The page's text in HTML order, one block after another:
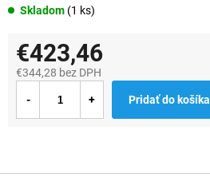
Skladom (1 ks)
€423,46
€344,28 bez DPH
cena:
Pridať do košíka